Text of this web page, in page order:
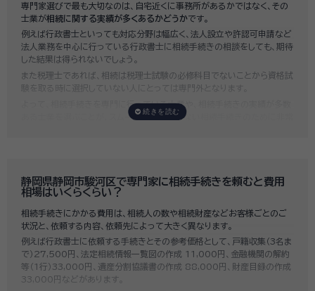
専門家選びで最も大切なのは、自宅近くに事務所があるかではなく、その
士業が相続に関する実績が多くあるかどうかです。
例えば行政書士といっても対応分野は幅広く、法人設立や許認可申請など
法人業務を中心に行っている行政書士に相続手続きの相談をしても、期待
した結果は得られないでしょう。
また税理士であれば、相続は税理士試験の必修科目でないことから資格試
験を取る時に選択していない人にとっては専門外となります。
よって、相続手続きを専門に行っている士業や、相続手続きの実績が多数
ある士業を選ぶことが、スムーズで間違いのない相続手続きのために非常
静岡県静岡市駿河区で専門家に相続手続きを頼むと費用
相場はいくらくらい？
相続手続きにかかる費用は、相続人の数や相続財産などお客様ごとのご
状況と、依頼する内容、依頼先によって大きく異なります。
例えば行政書士に依頼する手続きとその参考価格として、戸籍収集（3名ま
で）27,500円、法定相続情報一覧図の作成 11,000円、金融機関の解約
等（1行）33,000円、遺産分割協議書の作成 88,000円、財産目録の作成
33,000円などがあります。